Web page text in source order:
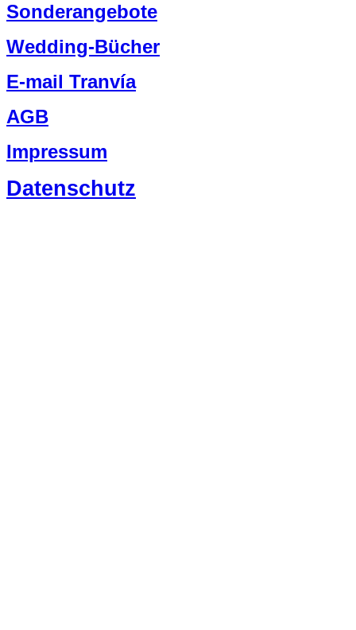
Sonderangebote
Wedding-Bücher
E-mail Tranvía
AGB
Impressum
Datenschutz